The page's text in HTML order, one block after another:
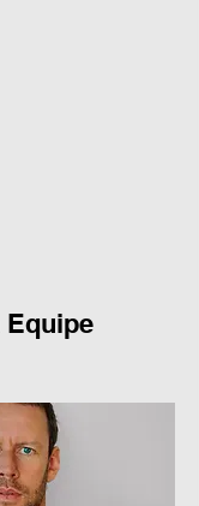
Equipe